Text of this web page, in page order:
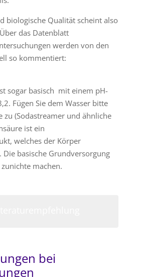
biologische Qualität scheint also
das Datenblatt
werden von den
so kommentiert:
sogar basisch mit einem pH-
Fügen Sie dem Wasser bitte
zu (Sodastreamer und ähnliche
ist ein
welches der Körper
Die basische Grundversorgung
machen.
bei